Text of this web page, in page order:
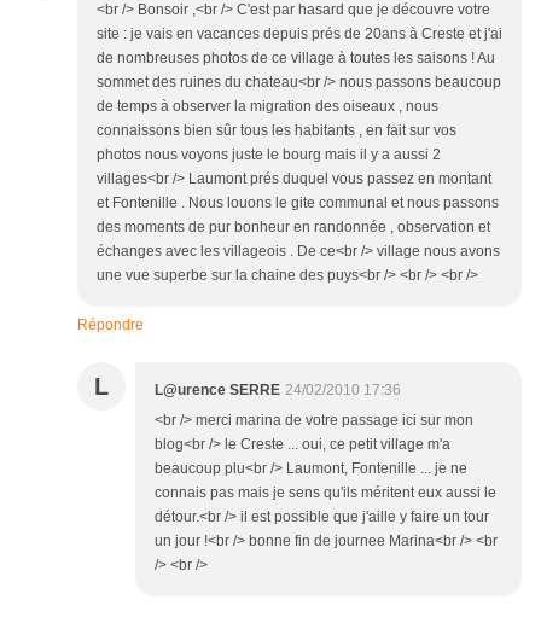
<br /> Bonsoir ,<br /> C'est par hasard que je découvre votre
site : je vais en vacances depuis prés de 20ans à Creste et j'ai
de nombreuses photos de ce village à toutes les saisons ! Au
sommet des ruines du chateau<br /> nous passons beaucoup
de temps à observer la migration des oiseaux , nous
connaissons bien sûr tous les habitants , en fait sur vos
photos nous voyons juste le bourg mais il y a aussi 2
villages<br /> Laumont prés duquel vous passez en montant
et Fontenille . Nous louons le gite communal et nous passons
des moments de pur bonheur en randonnée , observation et
échanges avec les villageois . De ce<br /> village nous avons
une vue superbe sur la chaine des puys<br /> <br /> <br />
Répondre
L L@urence SERRE 24/02/2010 17:36
<br /> merci marina de votre passage ici sur mon
blog<br /> le Creste ... oui, ce petit village m'a
beaucoup plu<br /> Laumont, Fontenille ... je ne
connais pas mais je sens qu'ils méritent eux aussi le
détour.<br /> il est possible que j'aille y faire un tour
un jour !<br /> bonne fin de journee Marina<br /> <br
/> <br />